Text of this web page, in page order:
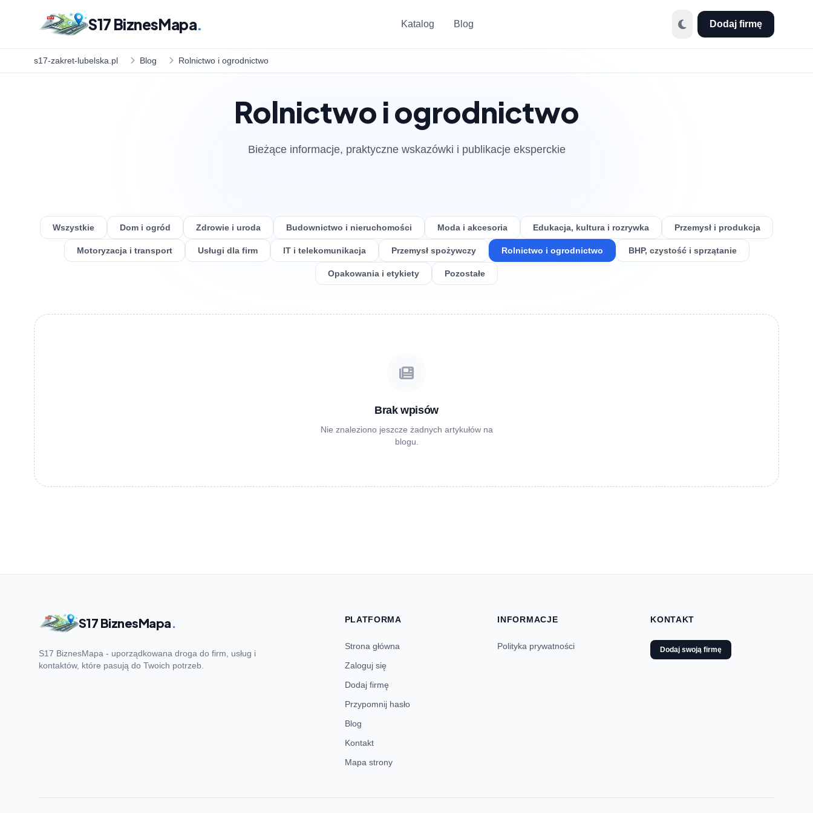
S17 BiznesMapa. Katalog Blog Dodaj firmę
s17-zakret-lubelska.pl Blog Rolnictwo i ogrodnictwo
Rolnictwo i ogrodnictwo
Bieżące informacje, praktyczne wskazówki i publikacje eksperckie
Wszystkie Dom i ogród Zdrowie i uroda Budownictwo i nieruchomości Moda i akcesoria Edukacja, kultura i rozrywka Przemysł i produkcja
Motoryzacja i transport Usługi dla firm IT i telekomunikacja Przemysł spożywczy Rolnictwo i ogrodnictwo BHP, czystość i sprzątanie
Opakowania i etykiety Pozostałe
Brak wpisów
Nie znaleziono jeszcze żadnych artykułów na
blogu.
S17 BiznesMapa.
S17 BiznesMapa - uporządkowana droga do firm, usług i
kontaktów, które pasują do Twoich potrzeb.
PLATFORMA
Strona główna
Zaloguj się
Dodaj firmę
Przypomnij hasło
Blog
Kontakt
Mapa strony
INFORMACJE
Polityka prywatności
KONTAKT
Dodaj swoją firmę